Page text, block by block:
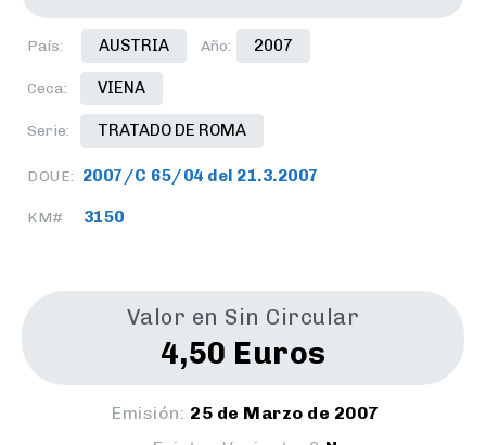
País: AUSTRIA Año: 2007
Ceca: VIENA
Serie: TRATADO DE ROMA
DOUE: 2007/C 65/04 del 21.3.2007
KM# 3150
Valor en Sin Circular
4,50 Euros
Emisión: 25 de Marzo de 2007